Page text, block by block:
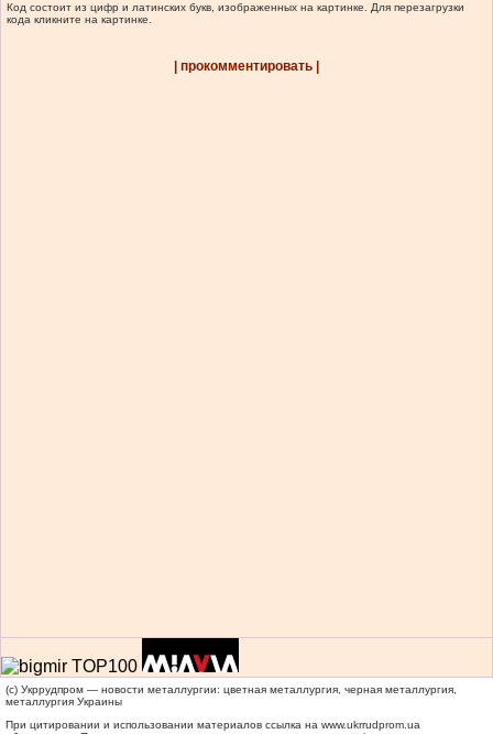
Код состоит из цифр и латинских букв, изображенных на картинке. Для перезагрузки
кода кликните на картинке.
| прокомментировать |
(c) Укррудпром — новости металлургии: цветная металлургия, черная металлургия,
металлургия Украины
При цитировании и использовании материалов ссылка на www.ukrrudprom.ua